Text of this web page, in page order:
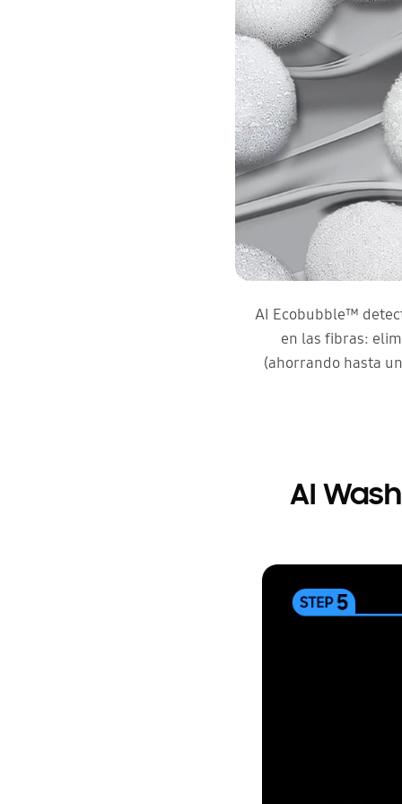
AI Ecobubble™
en las fibras:
(ahorrando hasta
AI